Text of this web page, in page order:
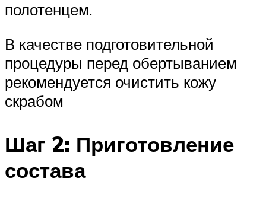
полотенцем.
В качестве подготовительной
процедуры перед обертыванием
рекомендуется очистить кожу
скрабом
Шаг 2: Приготовление
состава